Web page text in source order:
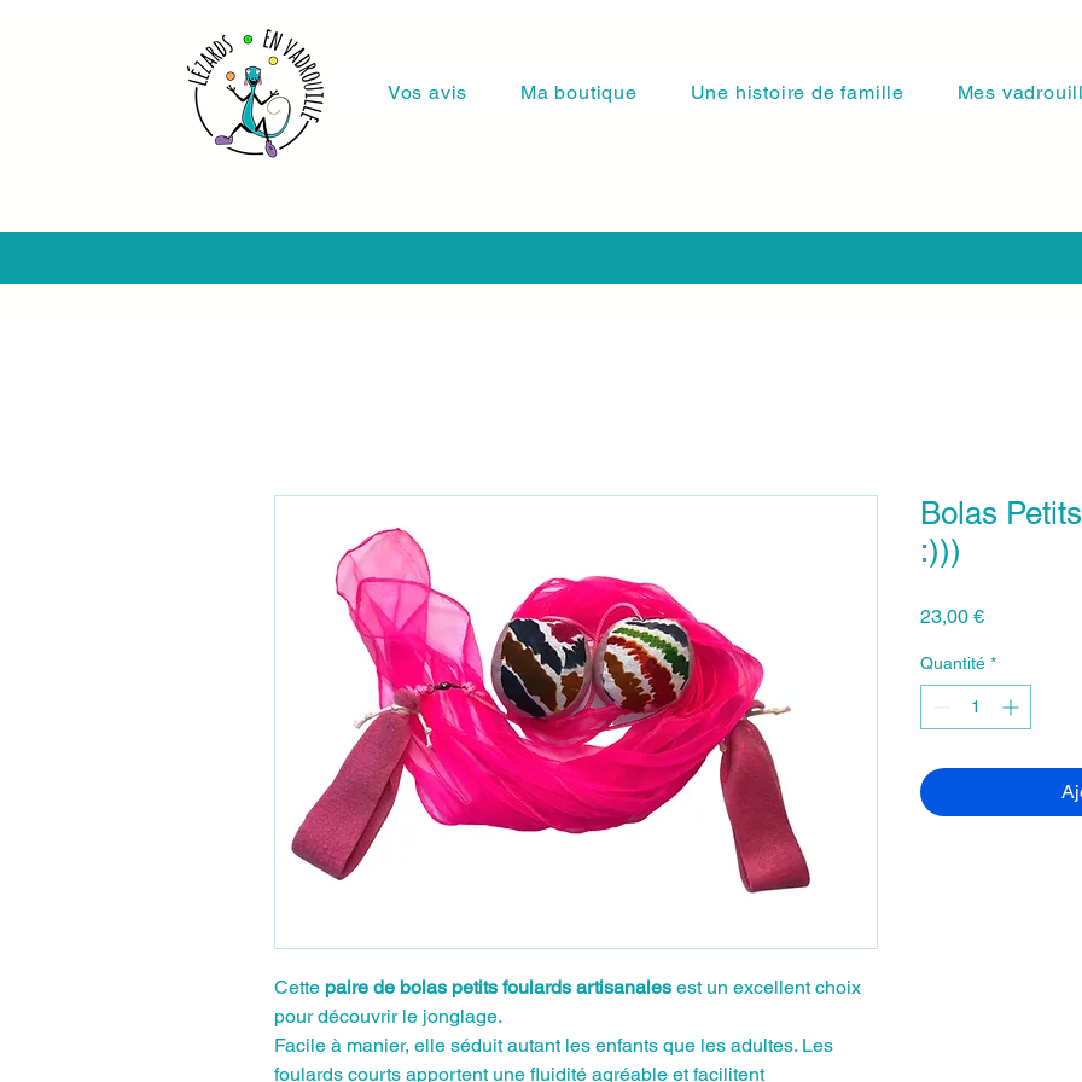
Vos avis Ma boutique Une histoire de famille Mes
Cette paire de bolas petits foulards artisanales est un excellent choix
pour découvrir le jonglage.
Facile à manier, elle séduit autant les enfants que les adultes. Les
foulards courts apportent une fluidité agréable et facilitent
Bolas
:)))
23,00 €Prix
Quantité *